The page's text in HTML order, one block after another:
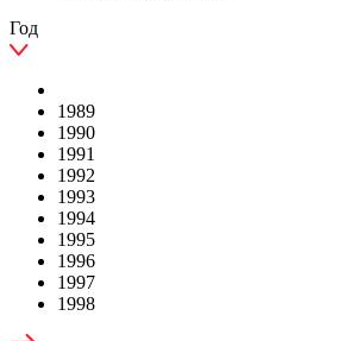
Год
1989
1990
1991
1992
1993
1994
1995
1996
1997
1998